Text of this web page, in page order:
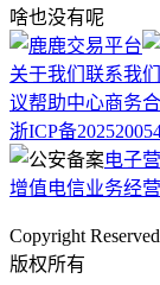
啥也没有呢
关于我们 联系我们
议帮助中心商务
浙ICP备
电子
增值电信业务经
Copyright
版权所有